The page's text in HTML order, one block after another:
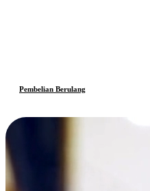
Pembelian Berulang